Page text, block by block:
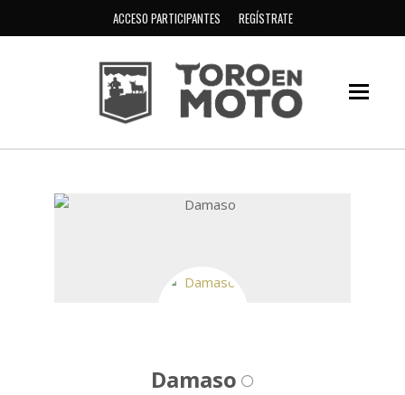
ACCESO PARTICIPANTES REGÍSTRATE
Damaso